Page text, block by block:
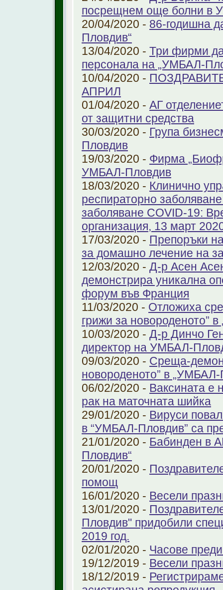
посрещнем още болни в
20/04/2020 - 86-годишна
Пловдив“
13/04/2020 - Три фирми
персонала на „УМБАЛ-
10/04/2020 -
АПРИЛ
01/04/2020 - АГ
от защитни средства
30/03/2020 - Група
Пловдив
19/03/2020 - Фирма
УМБАЛ-Пловдив
18/03/2020 - Клинично
респираторно
заболяване COVID-19:
организация, 13 март
17/03/2020 - Препоръки
за домашно лечение на
12/03/2020 - Д-р Асен
демонстрира уникална
форум във Франция
11/03/2020 - Отложиха
грижи за новороденото”
10/03/2020 - Д-р Динчо
директор на УМБАЛ-
09/03/2020 - Среща-
новороденото” в „УМБАЛ-
06/02/2020 - Ваксината е
рак на маточната шийка
29/01/2020 - Вируси
в “УМБАЛ-Пловдив” са
21/01/2020 - Бабинден в
Пловдив“
20/01/2020 -
помощ
16/01/2020 - Весели
13/01/2020 -
Пловдив" придобили
2019 год.
02/01/2020 - Часове
19/12/2019 - Весели
18/12/2019 -